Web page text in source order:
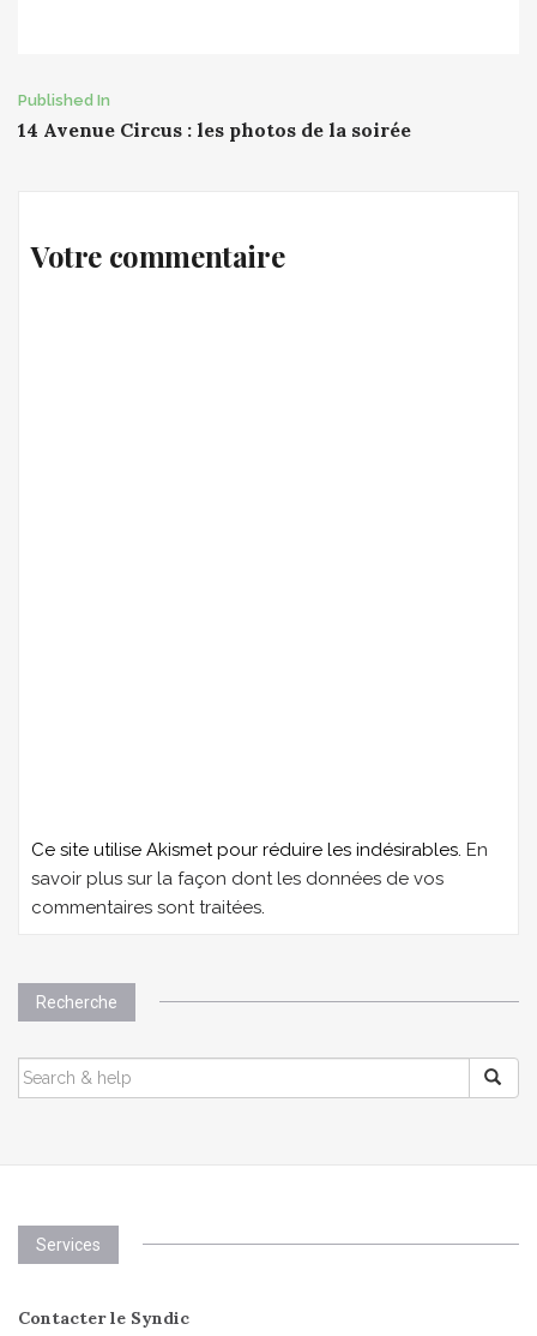
Post
Published In
14 Avenue Circus : les photos de la soirée
Votre commentaire
Ce site utilise Akismet pour réduire les indésirables. En
savoir plus sur la façon dont les données de vos
commentaires sont traitées.
Recherche
SEARCH
FOR:
Services
Contacter le Syndic